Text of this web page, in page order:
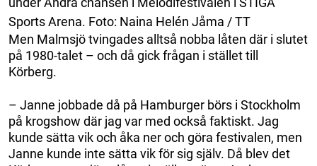
Sports Arena. Foto: Naina Helén Jåma / TT
Men Malmsjö tvingades alltså nobba låten där i slutet
på 1980-talet – och då gick frågan i stället till
Körberg.
– Janne jobbade då på Hamburger börs i Stockholm
på krogshow där jag var med också faktiskt. Jag
kunde sätta vik och åka ner och göra festivalen, men
Janne kunde inte sätta vik för sig själv. Då blev det